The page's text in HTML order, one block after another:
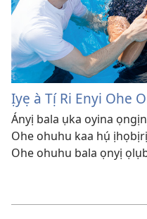
Ịyẹ à Tị́ Ri Enyi Ohe
Ányị bala ụka oyina
Ohe ohuhu kaa hụ́
Ohe ohuhu bala ọnyị